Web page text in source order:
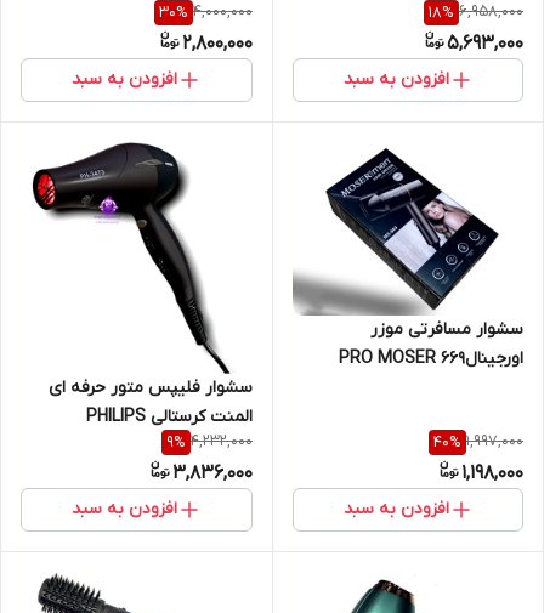
6,958,000
18%
5,693,000
افزودن به سبد
مکس پخش کننده یون مثبت
برداشتن الکتریستیه مو باعث
پخش شدن
4,000,000
30%
2,800,000
افزودن به سبد
سشوار مسافرتی موزر
اورجینالPRO MOSER 669
1,997,000
40%
1,198,000
افزودن به سبد
سشوار فلیپس متور حرفه ای
المنت کرستالی PHILIPS
PROFESSIONAL3473
4,232,000
9%
3,836,000
افزودن به سبد